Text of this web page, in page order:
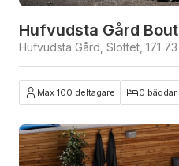
Hufvudsta Gård
Hufvudsta Gård, Slottet, 171
Max 100 deltagare 0 bäddar